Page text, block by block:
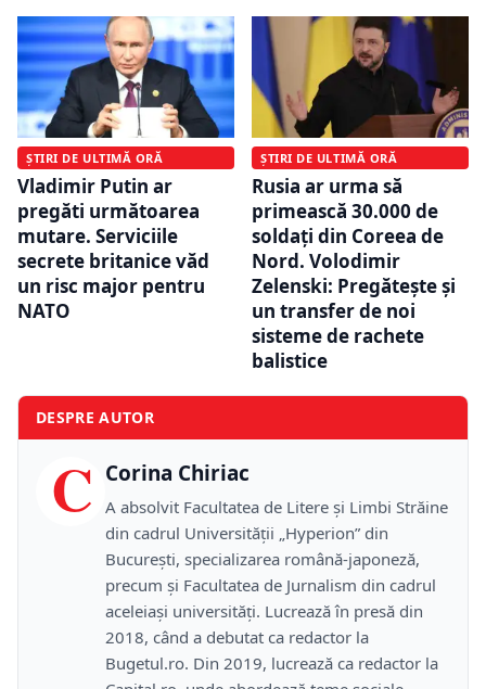
ȘTIRI DE ULTIMĂ ORĂ
Vladimir Putin ar
pregăti următoarea
mutare. Serviciile
secrete britanice văd
un risc major pentru
NATO
ȘTIRI DE ULTIMĂ ORĂ
Rusia ar urma să
primească 30.000 de
soldați din Coreea de
Nord. Volodimir
Zelenski: Pregăteşte și
un transfer de noi
sisteme de rachete
balistice
DESPRE AUTOR
C Corina Chiriac
A absolvit Facultatea de Litere și Limbi Străine
din cadrul Universității „Hyperion” din
București, specializarea română-japoneză,
precum și Facultatea de Jurnalism din cadrul
aceleiași universități. Lucrează în presă din
2018, când a debutat ca redactor la
Bugetul.ro. Din 2019, lucrează ca redactor la